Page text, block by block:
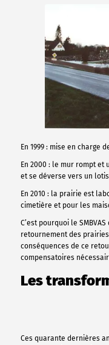
En 1999 : mise en charge
En 2000 : le mur rompt et
et se déverse vers un
En 2010 : la prairie est
cimetière et pour les
C’est pourquoi le
retournement des
conséquences de ce
compensatoires
Les
Ces quarante dernières